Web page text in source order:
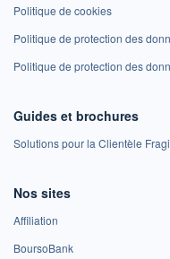
Politique de cookies
Politique de protection des
Politique de protection des
Guides et brochures
Solutions pour la Clientèle
Nos sites
Affiliation
BoursoBank